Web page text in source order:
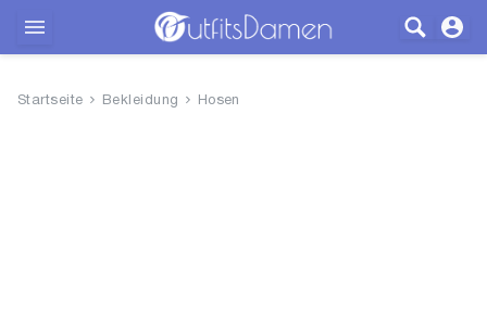
Startseite Bekleidung Hosen